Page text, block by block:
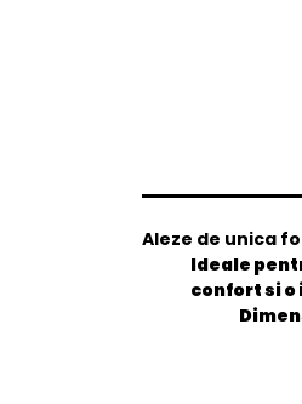
Aleze de unica
Ideale
confort si